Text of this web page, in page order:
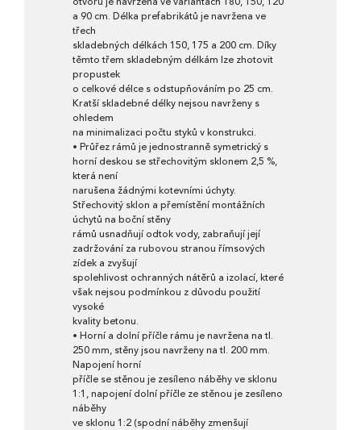
a 90 cm. Délka prefabrikátů je navržena ve
třech
skladebných délkách 150, 175 a 200 cm. Díky
těmto třem skladebným délkám lze zhotovit
propustek
o celkové délce s odstupňováním po 25 cm.
Kratší skladebné délky nejsou navrženy s
ohledem
na minimalizaci počtu styků v konstrukci.
• Průřez rámů je jednostranně symetrický s
horní deskou se střechovitým sklonem 2,5 %,
která není
narušena žádnými kotevními úchyty.
Střechovitý sklon a přemístění montážních
úchytů na boční stěny
rámů usnadňují odtok vody, zabraňují její
zadržování za rubovou stranou římsových
zídek a zvyšují
spolehlivost ochranných nátěrů a izolací, které
však nejsou podmínkou z důvodu použití
vysoké
kvality betonu.
• Horní a dolní příčle rámu je navržena na tl.
250 mm, stěny jsou navrženy na tl. 200 mm.
Napojení horní
příčle se stěnou je zesíleno náběhy ve sklonu
1:1, napojení dolní příčle ze stěnou je zesíleno
náběhy
ve sklonu 1:2 (spodní náběhy zmenšují